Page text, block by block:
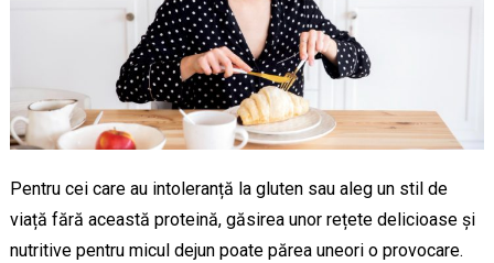
Pentru cei care au intoleranță la gluten sau aleg un stil de
viață fără această proteină, găsirea unor rețete delicioase și
nutritive pentru micul dejun poate părea uneori o provocare.